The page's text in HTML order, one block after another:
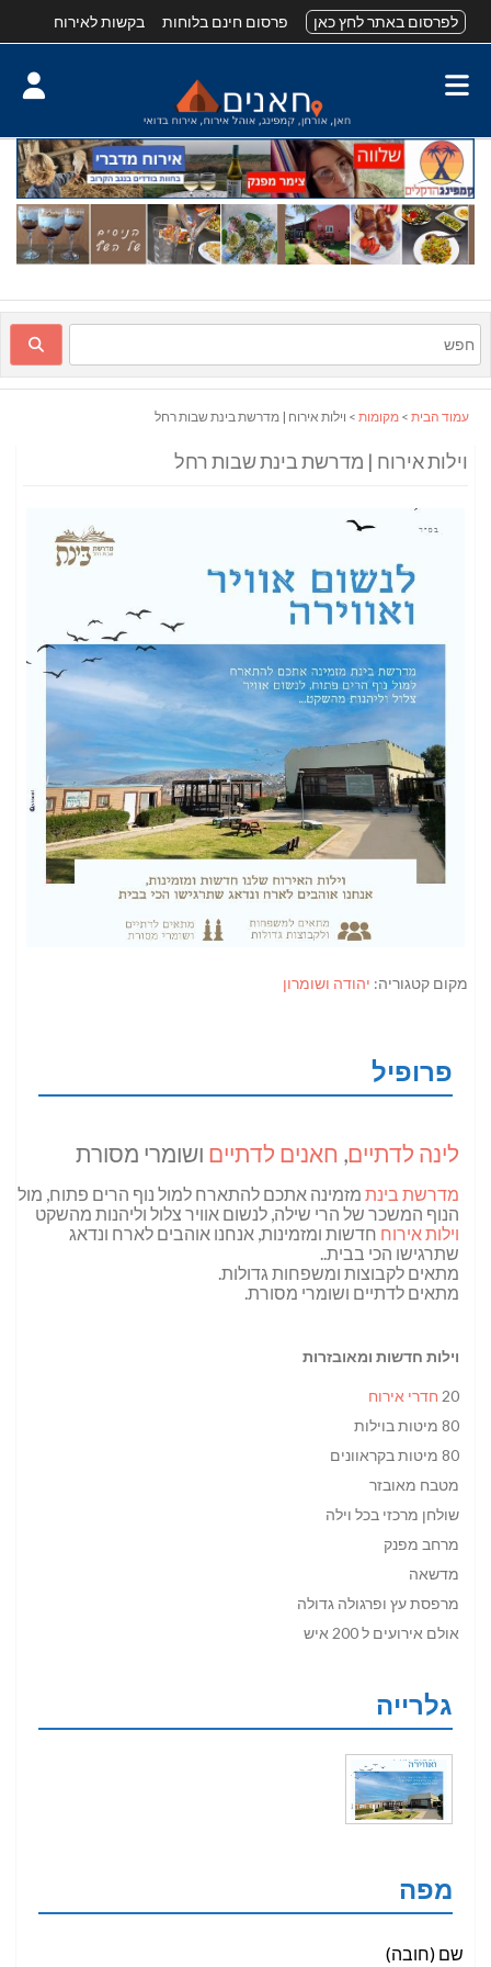
לפרסום באתר לחץ כאן פרסום חינם בלוחות בקשות לאירוח
עמוד הבית > מקומות > וילות אירוח | מדרשת בינת שבות רחל
וילות אירוח | מדרשת בינת שבות רחל
מקום קטגוריה: יהודה ושומרון
פרופיל
לינה לדתיים, חאנים לדתיים ושומרי מסורת
מדרשת בינת מזמינה אתכם להתארח למול נוף הרים פתוח, מול
הנוף המשכר של הרי שילה, לנשום אוויר צלול וליהנות מהשקט
וילות אירוח חדשות ומזמינות, אנחנו אוהבים לארח ונדאג
שתרגישו הכי בבית..
מתאים לקבוצות ומשפחות גדולות.
מתאים לדתיים ושומרי מסורת.
וילות חדשות ומאובזרות
20 חדרי אירוח
80 מיטות בוילות
80 מיטות בקראוונים
מטבח מאובזר
שולחן מרכזי בכל וילה
מרחב מפנק
מדשאה
מרפסת עץ ופרגולה גדולה
אולם אירועים ל 200 איש
גלרייה
מפה
Leave
שם (חובה)